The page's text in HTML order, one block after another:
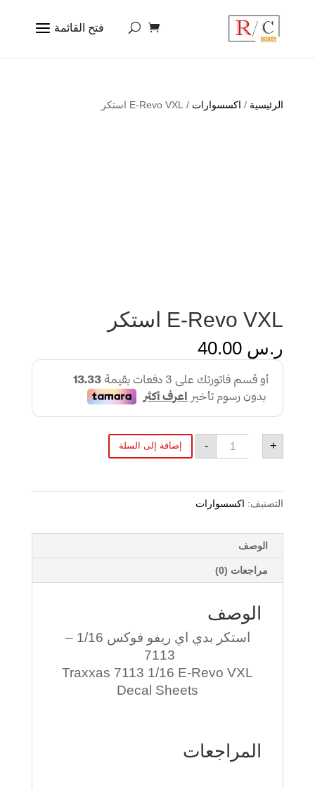
الرئيسية / اكسسوارات / E-Revo VXL استكر
E-Revo VXL استكر
ر.س
-
كمية
Revo
+ إضافة إلى السلة
التصنيف: اكسسوارات
الوصف
مراجعات (0)
الوصف
استكر بدي اي ريفو فوكس 1/16 –
7113
Traxxas 7113 1/16 E-Revo VXL
Decal Sheets
المراجعات